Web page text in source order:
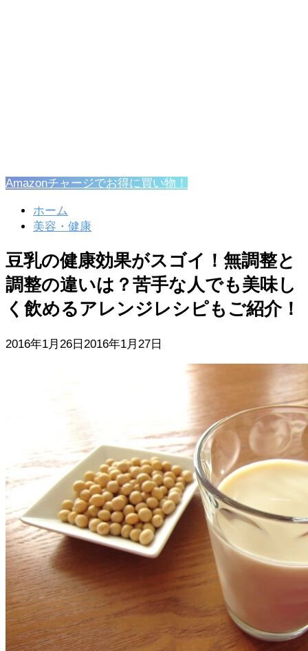
Amazonチャージでお得に買い物！
ホーム
美容・健康
豆乳の健康効果がスゴイ！無調整と
調整の違いは？苦手な人でも美味し
く飲めるアレンジレシピもご紹介！
2016年1月26日 2016年1月27日